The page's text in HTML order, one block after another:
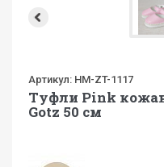
Артикул: HM-ZT-1117
Туфли Pink
Gotz 50 см